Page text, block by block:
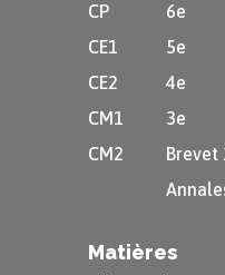
CP
CE1
CE2
CM1
CM2
6e
5e
4e
3e
Brevet
Matières